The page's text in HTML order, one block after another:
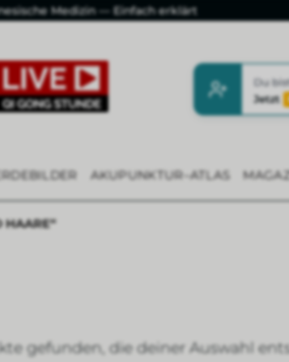
Medizin — Einfach erklärt
AKUPUNKTUR–ATLAS
HAARE“
gefunden, die deiner Auswahl